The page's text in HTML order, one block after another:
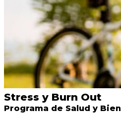
Stress y Burn Out
Programa de Salud y